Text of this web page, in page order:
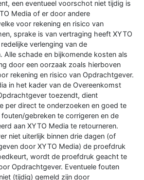
een eventueel voorschot niet tijdig is
Media of er door andere
voor rekening en risico van
sprake is van vertraging heeft XYTO
verlenging van de
Alle schade en bijkomende kosten als
door een oorzaak zoals hierboven
rekening en risico van Opdrachtgever.
in het kader van de Overeenkomst
toezendt, dient
per direct te onderzoeken en goed te
gebreken te corrigeren en de
aan XYTO Media te retourneren.
niet uiterlijk binnen drie dagen (of
door XYTO Media) de proefdruk
wordt de proefdruk geacht te
Opdrachtgever. Eventuele fouten
(tijdig) gemeld zijn door